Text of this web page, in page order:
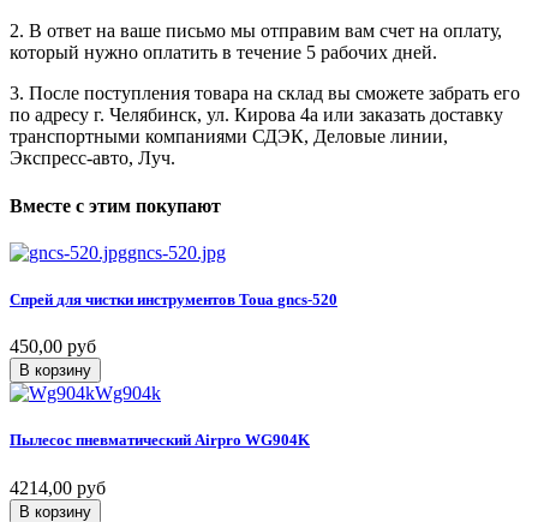
2. В ответ на ваше письмо мы отправим вам счет на оплату,
который нужно оплатить в течение 5 рабочих дней.
3. После поступления товара на склад вы сможете забрать его
по адресу г. Челябинск, ул. Кирова 4а или заказать доставку
транспортными компаниями СДЭК, Деловые линии,
Экспресс-авто, Луч.
Вместе с этим покупают
gncs-520.jpg
Спрей для чистки инструментов Toua gncs-520
450,00 руб
В корзину
Wg904k
Пылесос пневматический Airpro WG904K
4214,00 руб
В корзину